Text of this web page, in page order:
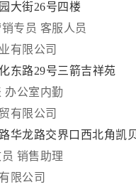
大街26号四楼
专员 客服人员
有限公司
东路29号三箭吉祥苑
办公室内勤
有限公司
华龙路交界口西北角凯
销售助理
限公司